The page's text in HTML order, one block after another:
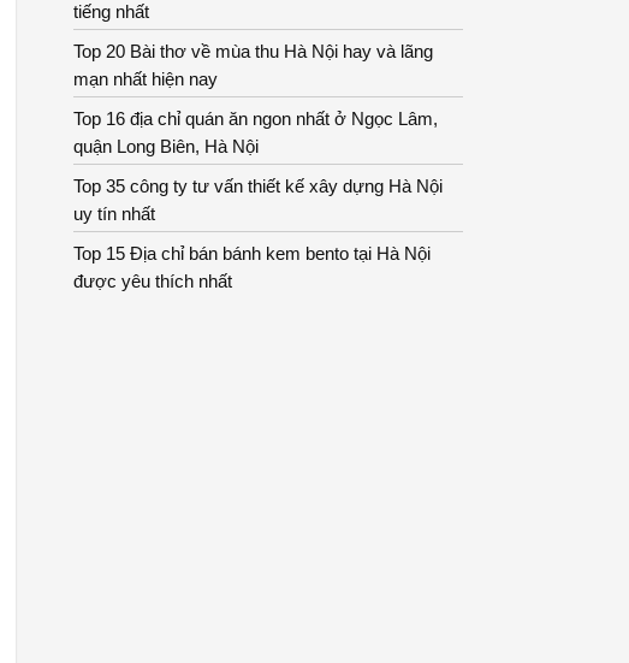
tiếng nhất
Top 20 Bài thơ về mùa thu Hà Nội hay và lãng
mạn nhất hiện nay
Top 16 địa chỉ quán ăn ngon nhất ở Ngọc Lâm,
quận Long Biên, Hà Nội
Top 35 công ty tư vấn thiết kế xây dựng Hà Nội
uy tín nhất
Top 15 Địa chỉ bán bánh kem bento tại Hà Nội
được yêu thích nhất